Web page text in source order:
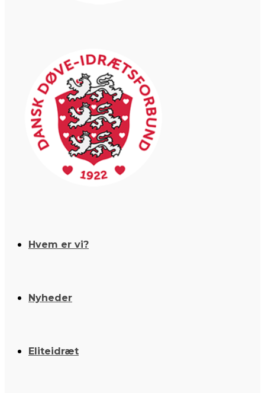
Hvem er vi?
Nyheder
Eliteidræt